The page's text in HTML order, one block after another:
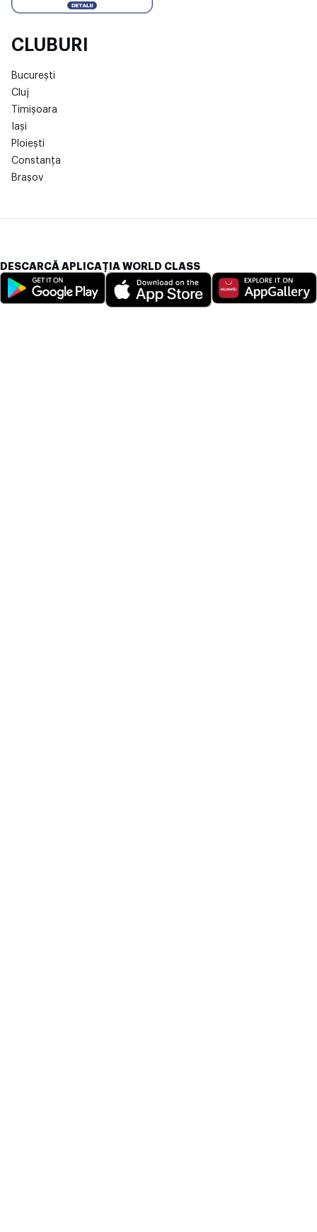
CLUBURI
București
Cluj
Timișoara
Iași
Ploiești
Constanța
Brașov
DESCARCĂ APLICAȚIA WORLD CLASS